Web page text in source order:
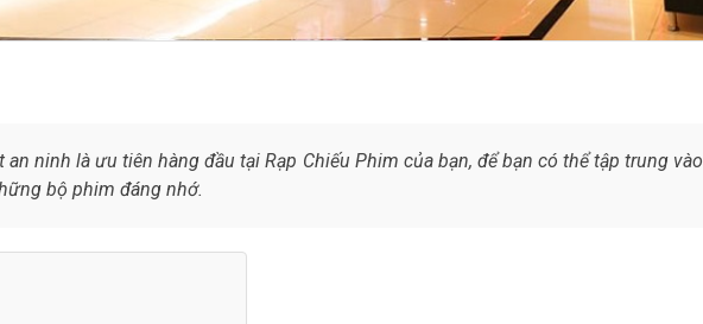
ninh là ưu tiên hàng đầu tại Rạp Chiếu Phim của bạn, để bạn có thể tập trung vào
bộ phim đáng nhớ.